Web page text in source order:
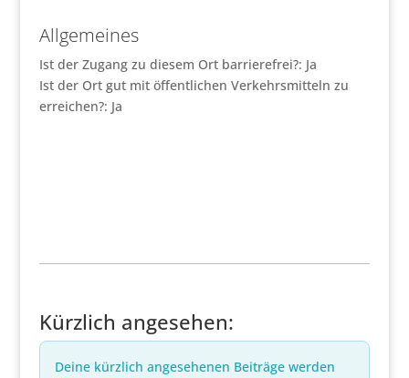
Allgemeines
Ist der Zugang zu diesem Ort barrierefrei?: Ja
Ist der Ort gut mit öffentlichen Verkehrsmitteln zu
erreichen?: Ja
Kürzlich angesehen:
Deine kürzlich angesehenen Beiträge werden